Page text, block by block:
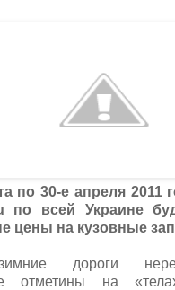
по 30-е апреля 2011
по всей Украине
цены на кузовные
дороги
отметины на